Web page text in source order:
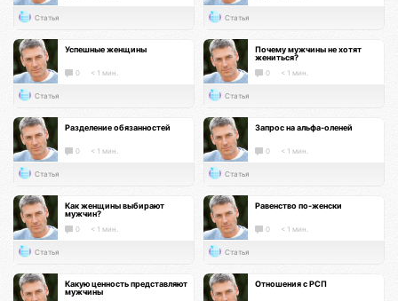
Статья Статья
Успешные женщины
0 < 1 мин.
Статья
Почему мужчины не хотят
жениться?
0 < 1 мин.
Статья
Разделение обязанностей
0 < 1 мин.
Статья
Запрос на альфа-оленей
0 < 1 мин.
Статья
Как женщины выбирают
мужчин?
0 < 1 мин.
Статья
Равенство по-женски
0 < 1 мин.
Статья
Какую ценность представляют
мужчины
Отношения с РСП